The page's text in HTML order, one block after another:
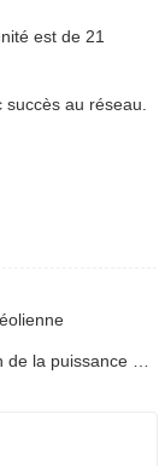
est de 21
au réseau.
Suivant : Le premier lot de projets d'amélioration de la puissance des pales au niveau du mégawatt pour l'énergie éolienne à haute altitude en Chine